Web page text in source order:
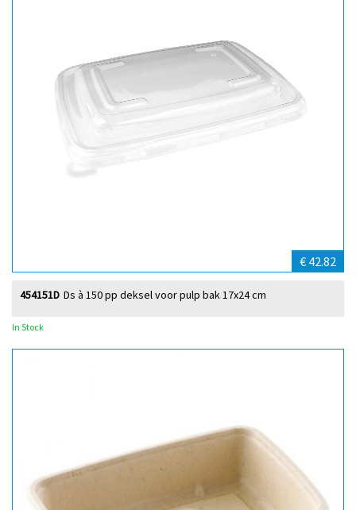
€ 42.82
Ds à 150 pp deksel voor pulp bak 17x24 cm
454151D
In Stock